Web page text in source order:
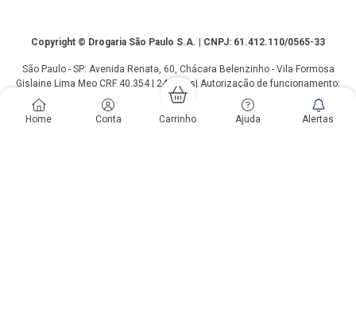
Home Conta Carrinho Ajuda Alertas
CopyrightCopyright © Drogaria São Paulo S.A. | CNPJ: 61.412.110/0565-33
São Paulo - SP: Avenida Renata, 60, Chácara Belenzinho - Vila Formosa
Gislaine Lima Meo CRF 40.354 | 24 horas| Autorização de funcionamento:
Processo: 2531.559767/2014-90 Autorização/MS: 7.31847.3 | As
informações contidas neste site, como promoções e ofertas de remédios e
medicamentos, não devem ser usadas para automedicação e não